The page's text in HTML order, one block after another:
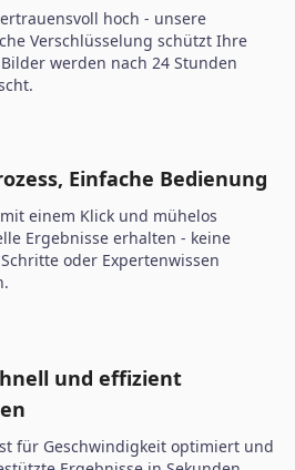
hoch - unsere
Verschlüsselung schützt Ihre
werden nach 24 Stunden
Einfache Bedienung
einem Klick und mühelos
Ergebnisse erhalten - keine
oder Expertenwissen
und effizient
für Geschwindigkeit optimiert und